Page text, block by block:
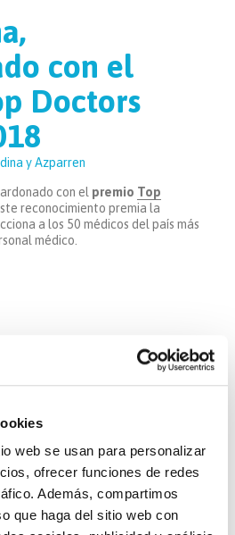
web se usan para personalizar
ofrecer funciones de redes
Además, compartimos
que haga del sitio web con
con el
Doctors
y Azparren
con el premio Top
reconocimiento premia la
a los 50 médicos del país más
médico.
urinaria:
y
y Azparren